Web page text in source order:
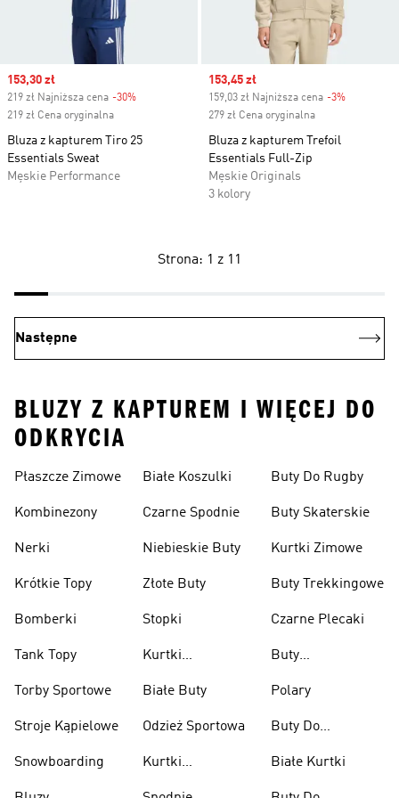
Sale price
153,30 zł
219 zł Najniższa cena -30%
219 zł Cena oryginalna
Bluza z kapturem Tiro 25
Essentials Sweat
Męskie Performance
Sale price
153,45 zł
159,03 zł Najniższa cena -3%
279 zł Cena oryginalna
Bluza z kapturem Trefoil
Essentials Full-Zip
Męskie Originals
3 kolory
Strona: 1 z 11
Następne
BLUZY Z KAPTUREM I WIĘCEJ DO
ODKRYCIA
Płaszcze Zimowe
Kombinezony
Nerki
Krótkie Topy
Bomberki
Tank Topy
Torby Sportowe
Stroje Kąpielowe
Snowboarding
Białe Koszulki
Czarne Spodnie
Niebieskie Buty
Złote Buty
Stopki
Kurtki
Białe Buty
Odzież Sportowa
Kurtki
Buty Do Rugby
Buty Skaterskie
Kurtki Zimowe
Buty Trekkingowe
Czarne Plecaki
Buty
Polary
Buty Do
Ciężarów
Białe Kurtki